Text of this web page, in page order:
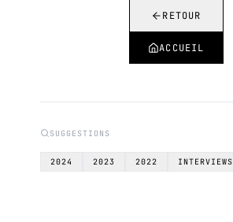
RETOUR
ACCUEIL
SUGGESTIONS
2024 2023 2022 INTERVIEWS